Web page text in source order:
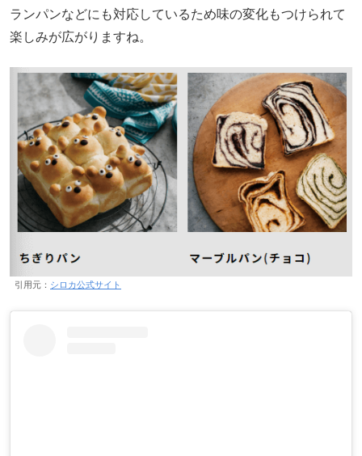
ランパンなどにも対応しているため味の変化もつけられて
楽しみが広がりますね。
引用元： シロカ公式サイト